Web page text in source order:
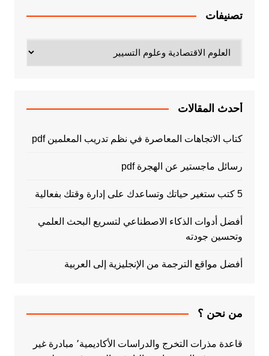
تصنيفات
أحدث المقالات
كتاب الاتجاهات المعاصرة في نظم تدريب المعلمين pdf
رسائل ماجستير عن الهجرة pdf
5 كتب ستغير حياتك وتساعدك على إدارة وقتك بفعالية
أفضل أدوات الذكاء الاصطناعي لتسريع البحث العلمي
وتحسين جودته
أفضل مواقع الترجمة من الإنجليزية إلى العربية
من نحن ؟
قاعدة مذرات التخرج والدراسات الأكاديمية٬ مبادرة غير